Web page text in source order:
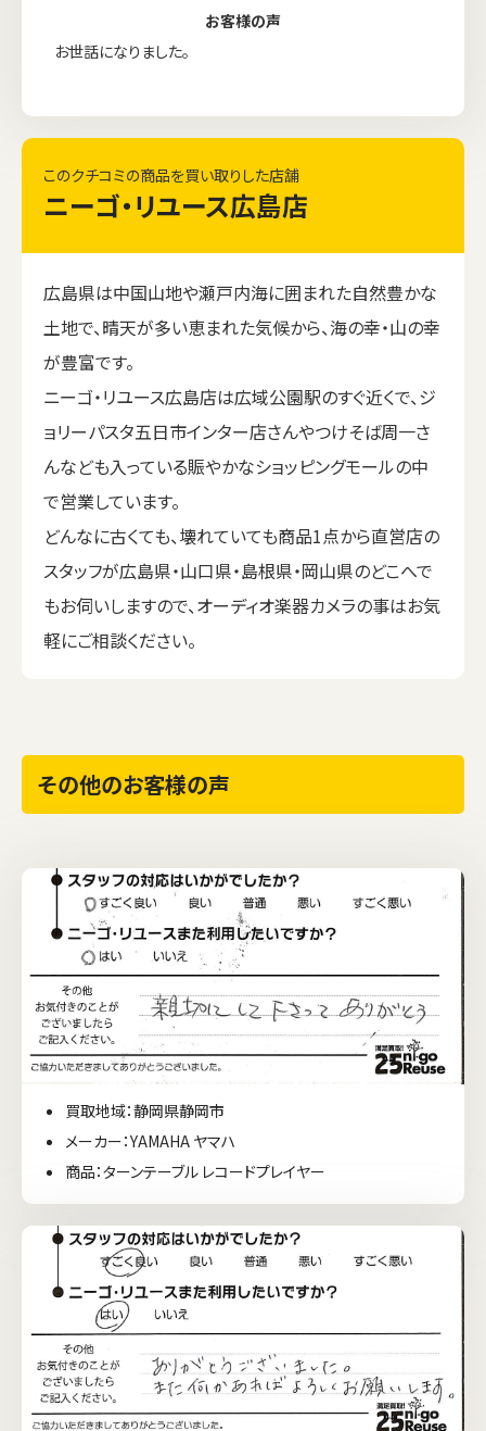
お客様の声
お世話になりました。
このクチコミの商品を買い取りした店舗
ニーゴ・リユース広島店
広島県は中国山地や瀬戸内海に囲まれた自然豊かな
土地で、晴天が多い恵まれた気候から、海の幸・山の幸
が豊富です。
ニーゴ・リユース広島店は広域公園駅のすぐ近くで、ジ
ョリーパスタ五日市インター店さんやつけそば周一さ
んなども入っている賑やかなショッピングモールの中
で営業しています。
どんなに古くても、壊れていても商品1点から直営店の
スタッフが広島県・山口県・島根県・岡山県のどこへで
もお伺いしますので、オーディオ楽器カメラの事はお気
軽にご相談ください。
その他のお客様の声
買取地域：静岡県静岡市
メーカー：YAMAHA ヤマハ
商品：ターンテーブル レコードプレイヤー